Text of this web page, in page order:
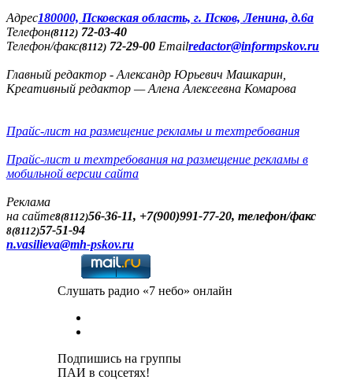
Адреc180000, Псковская область, г. Псков, Ленина, д.6а
Телефон(8112) 72-03-40
Телефон/факс(8112) 72-29-00 Emailredactor@informpskov.ru
Главный редактор - Александр Юрьевич Машкарин,
Креативный редактор — Алена Алексеевна Комарова
Прайс-лист на размещение рекламы и техтребования
Прайс-лист и техтребования на размещение рекламы в
мобильной версии сайта
Реклама
на сайте8(8112)56-36-11, +7(900)991-77-20, телефон/факс
8(8112)57-51-94
n.vasilieva@mh-pskov.ru
Слушать радио «7 небо» онлайн
Подпишись на группы
ПАИ в соцсетях!